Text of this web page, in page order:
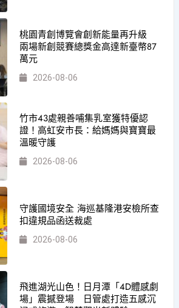
桃園青創博覽會創新能量再升級
兩場新創競賽總獎金高達新臺幣87
萬元
2026-08-06
竹市43處親善哺集乳室獲特優認
證！高虹安市長：給媽媽與寶寶最
溫暖守護
2026-08-06
守護國境安全 海巡基隆港安檢所查
扣違規品函送裁處
2026-08-06
飛進湖光山色！日月潭「4D體感劇
場」震撼登場 日管處打造五感沉